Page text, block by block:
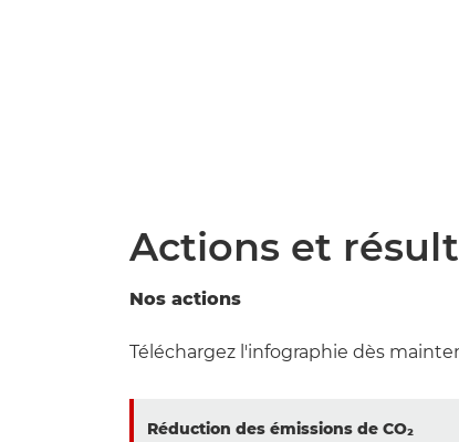
Actions et
Nos actions
Téléchargez l'infographie dès
Réduction des émissions de CO₂